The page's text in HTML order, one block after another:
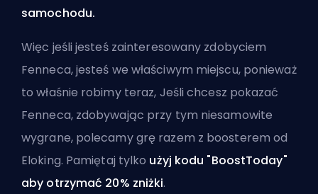
samochodu.
Więc jeśli jesteś zainteresowany zdobyciem
Fenneca, jesteś we właściwym miejscu, ponieważ
to właśnie robimy teraz, Jeśli chcesz pokazać
Fenneca, zdobywając przy tym niesamowite
wygrane, polecamy grę razem z boosterem od
Eloking. Pamiętaj tylko użyj kodu "BoostToday"
aby otrzymać 20% zniżki.